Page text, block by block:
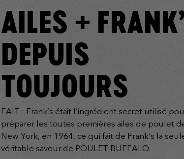
AILES +
DEPUIS
TOUJOURS
FAIT : Frank’s était l’ingrédient secret utilisé
préparer les toutes premières ailes de poulet
New York, en 1964, ce qui fait de Frank’s la
véritable saveur de POULET BUFFALO.